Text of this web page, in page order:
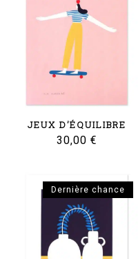
JEUX D’ÉQUILIBRE
30,00 €
Dernière chance